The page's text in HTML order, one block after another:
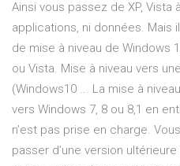
Ainsi vous passez de XP, Vista
applications, ni données. Mais
de mise à niveau de Windows
ou Vista. Mise à niveau vers
(Windows10 ... La mise à
vers Windows 7, 8 ou 8,1 en
n’est pas prise en charge.
passer d’une version